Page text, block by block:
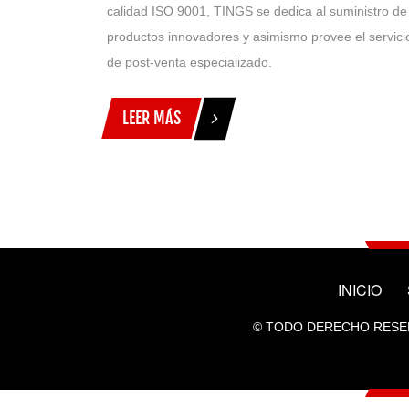
calidad ISO 9001, TINGS se dedica al suministro de
productos innovadores y asimismo provee el
de post-venta especializado.
LEER MÁS
INICIO
© TODO DERECHO